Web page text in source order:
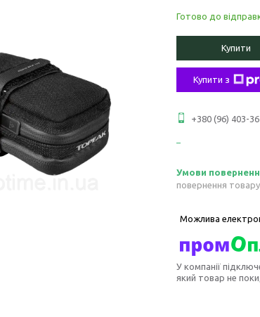
Готово до
Купити
Купити з
+380 (96) 403-
повернення
У компанії
який товар не